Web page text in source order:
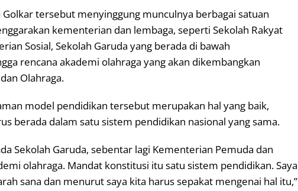
Golkar tersebut menyinggung munculnya berbagai satuan
kementerian dan lembaga, seperti Sekolah Rakyat
Sosial, Sekolah Garuda yang berada di bawah
rencana akademi olahraga yang akan dikembangkan
Olahraga.
model pendidikan tersebut merupakan hal yang baik,
berada dalam satu sistem pendidikan nasional yang sama.
Sekolah Garuda, sebentar lagi Kementerian Pemuda dan
olahraga. Mandat konstitusi itu satu sistem pendidikan. Saya
sana dan menurut saya kita harus sepakat mengenai hal itu,”